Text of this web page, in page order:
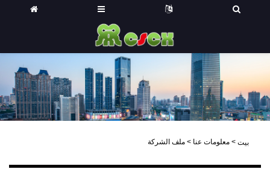
بيت > معلومات عنا > ملف الشركة